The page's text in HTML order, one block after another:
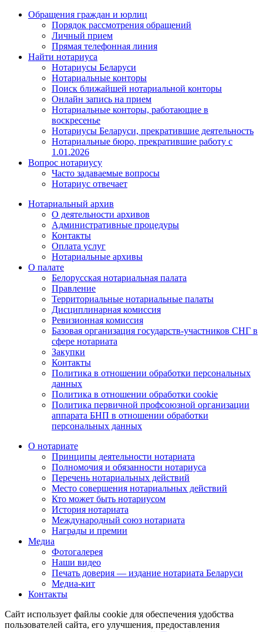
Обращения граждан и юрлиц
Порядок рассмотрения обращений
Личный прием
Прямая телефонная линия
Найти нотариуса
Нотариусы Беларуси
Нотариальные конторы
Поиск ближайшей нотариальной конторы
Онлайн запись на прием
Нотариальные конторы, работающие в
воскресенье
Нотариусы Беларуси, прекратившие деятельность
Нотариальные бюро, прекратившие работу с
1.01.2026
Вопрос нотариусу
Часто задаваемые вопросы
Нотариус отвечает
Нотариальный архив
О деятельности архивов
Административные процедуры
Контакты
Оплата услуг
Нотариальные архивы
О палате
Белорусская нотариальная палата
Правление
Территориальные нотариальные палаты
Дисциплинарная комиссия
Ревизионная комиссия
Базовая организация государств-участников СНГ в
сфере нотариата
Закупки
Контакты
Политика в отношении обработки персональных
данных
Политика в отношении обработки cookie
Политика первичной профсоюзной организации
аппарата БНП в отношении обработки
персональных данных
О нотариате
Принципы деятельности нотариата
Полномочия и обязанности нотариуса
Перечень нотариальных действий
Место совершения нотариальных действий
Кто может быть нотариусом
История нотариата
Международный союз нотариата
Награды и премии
Медиа
Фотогалерея
Наши видео
Печать доверия — издание нотариата Беларуси
Медиа-кит
Контакты
Сайт использует файлы cookie для обеспечения удобства
пользователей сайта, его улучшения, предоставления